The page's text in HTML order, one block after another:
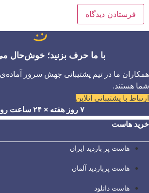
با ما حرف بزنید؛ خوش‌حال
همکاران ما در تیم پشتیبانی جهش سرور
شما هستند.
ارتباط با پشتیبانی آنلاین
۷ روز هفته × ۲۴ ساعت روز
خرید هاست
هاست پر بازدید ایران
هاست پربازدید آلمان
هاست دانلود